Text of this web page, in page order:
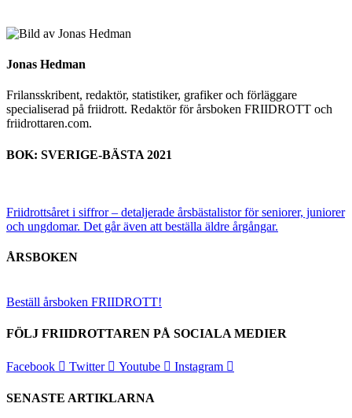
Jonas Hedman
Frilansskribent, redaktör, statistiker, grafiker och förläggare
specialiserad på friidrott. Redaktör för årsboken FRIIDROTT och
friidrottaren.com.
BOK: SVERIGE-BÄSTA 2021
Friidrottsåret i siffror – detaljerade årsbästalistor för seniorer, juniorer
och ungdomar. Det går även att beställa äldre årgångar.
ÅRSBOKEN
Beställ årsboken FRIIDROTT!
FÖLJ FRIIDROTTAREN PÅ SOCIALA MEDIER
Facebook Twitter Youtube Instagram
SENASTE ARTIKLARNA